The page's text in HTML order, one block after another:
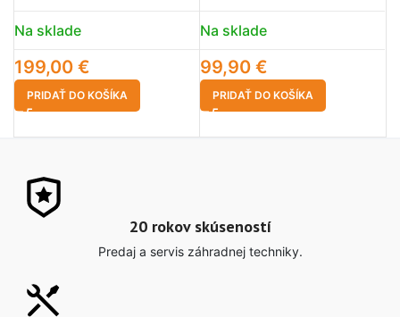
Na sklade
199,00 €
PRIDAŤ DO KOŠÍKA
Na sklade
99,90 €
PRIDAŤ DO KOŠÍKA
20 rokov skúseností
Predaj a servis záhradnej techniky.